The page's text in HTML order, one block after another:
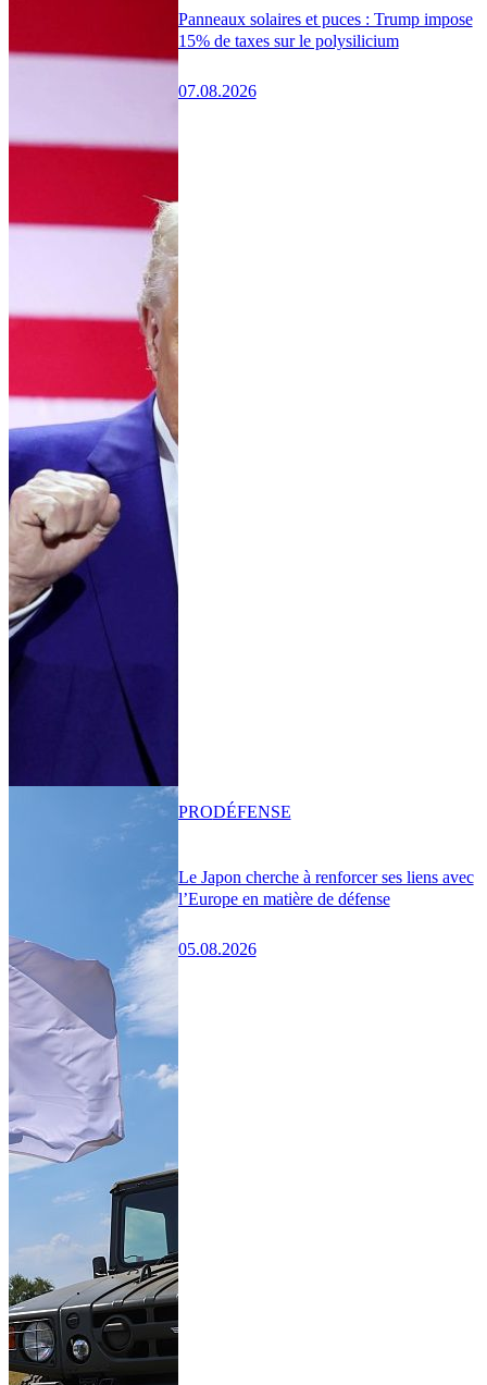
Panneaux solaires et puces : Trump impose
15% de taxes sur le polysilicium
07.08.2026
Le Japon cherche à renforcer ses liens avec
l’Europe en matière de défense
05.08.2026
PRODÉFENSE